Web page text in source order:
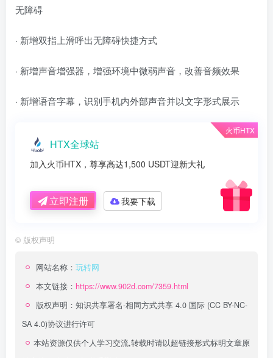
无障碍
· 新增双指上滑呼出无障碍快捷方式
· 新增声音增强器，增强环境中微弱声音，改善音频效果
· 新增语音字幕，识别手机内外部声音并以文字形式展示
火币HTX
HTX全球站
加入火币HTX，尊享高达1,500 USDT迎新大礼
立即注册 我要下载
© 版权声明
网站名称： 玩转网
本文链接： https://www.902d.com/7359.html
版权声明： 知识共享署名-相同方式共享 4.0 国际 (CC BY-NC-
SA 4.0)协议进行许可
本站资源仅供个人学习交流,转载时请以超链接形式标明文章原